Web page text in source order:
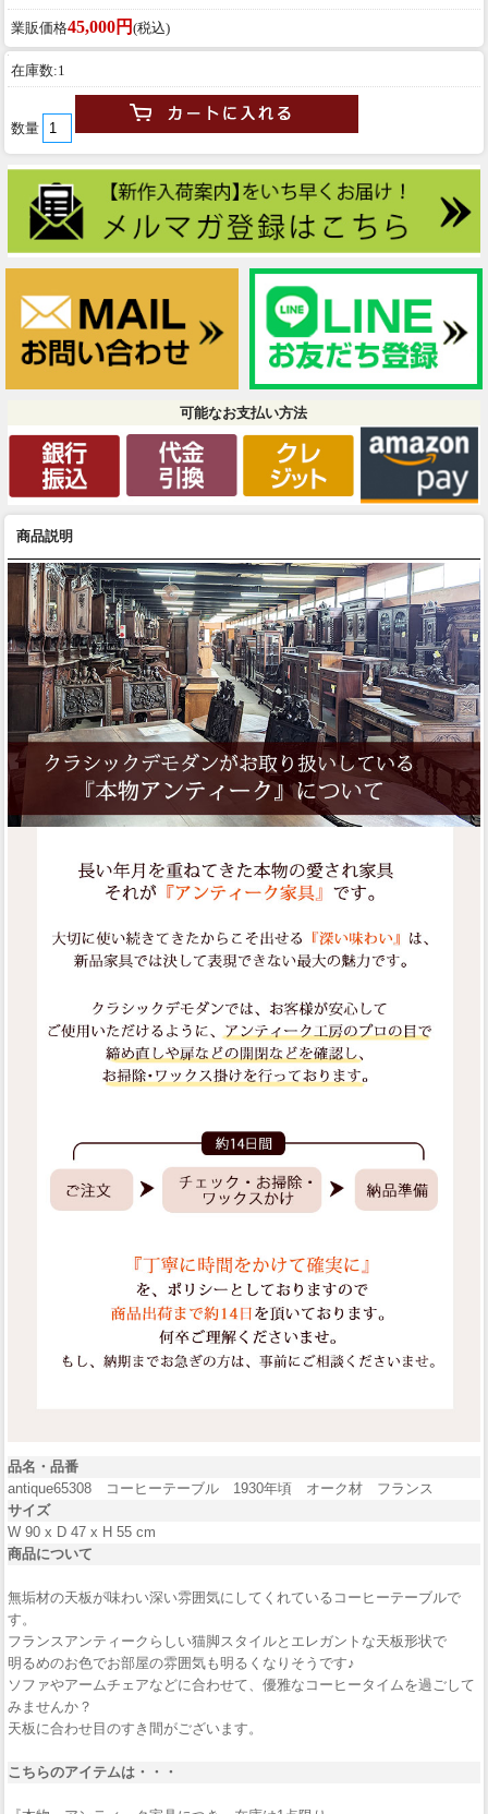
業販価格45,000円 (税込)
在庫数:1
数量
可能なお支払い方法
商品説明
品名・品番
antique65308 コーヒーテーブル 1930年頃 オーク材 フランス
サイズ
W 90 x D 47 x H 55 cm
商品について
無垢材の天板が味わい深い雰囲気にしてくれているコーヒーテーブルで
す。
フランスアンティークらしい猫脚スタイルとエレガントな天板形状で
明るめのお色でお部屋の雰囲気も明るくなりそうです♪
ソファやアームチェアなどに合わせて、優雅なコーヒータイムを過ごして
みませんか？
天板に合わせ目のすき間がございます。
こちらのアイテムは・・・